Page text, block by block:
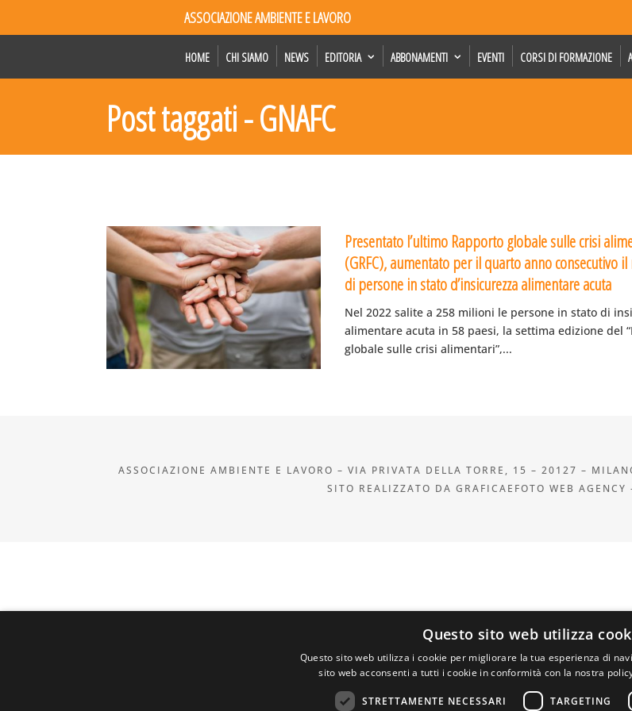
ASSOCIAZIONE AMBIENTE E LAVORO
HOME CHI SIAMO NEWS EDITORIA ABBONAMENTI EVENTI CORSI DI FORMAZIONE
Post taggati - GNAFC
Presentato l’ultimo Rapporto globale sulle crisi
(GRFC), aumentato per il quarto anno consecutivo
di persone in stato d’insicurezza alimentare acuta
Nel 2022 salite a 258 milioni le persone in stato di
alimentare acuta in 58 paesi, la settima edizione del
globale sulle crisi alimentari”,...
ASSOCIAZIONE AMBIENTE E LAVORO – VIA PRIVATA DELLA TORRE, 15 – 20127 –
SITO REALIZZATO DA GRAFICAEFOTO WEB AGENCY
Questo sito web utilizza
Questo sito web utilizza i cookie per migliorare la tua esperienza di
sito web acconsenti a tutti i cookie in conformità con la nostra
STRETTAMENTE NECESSARI TARGETING